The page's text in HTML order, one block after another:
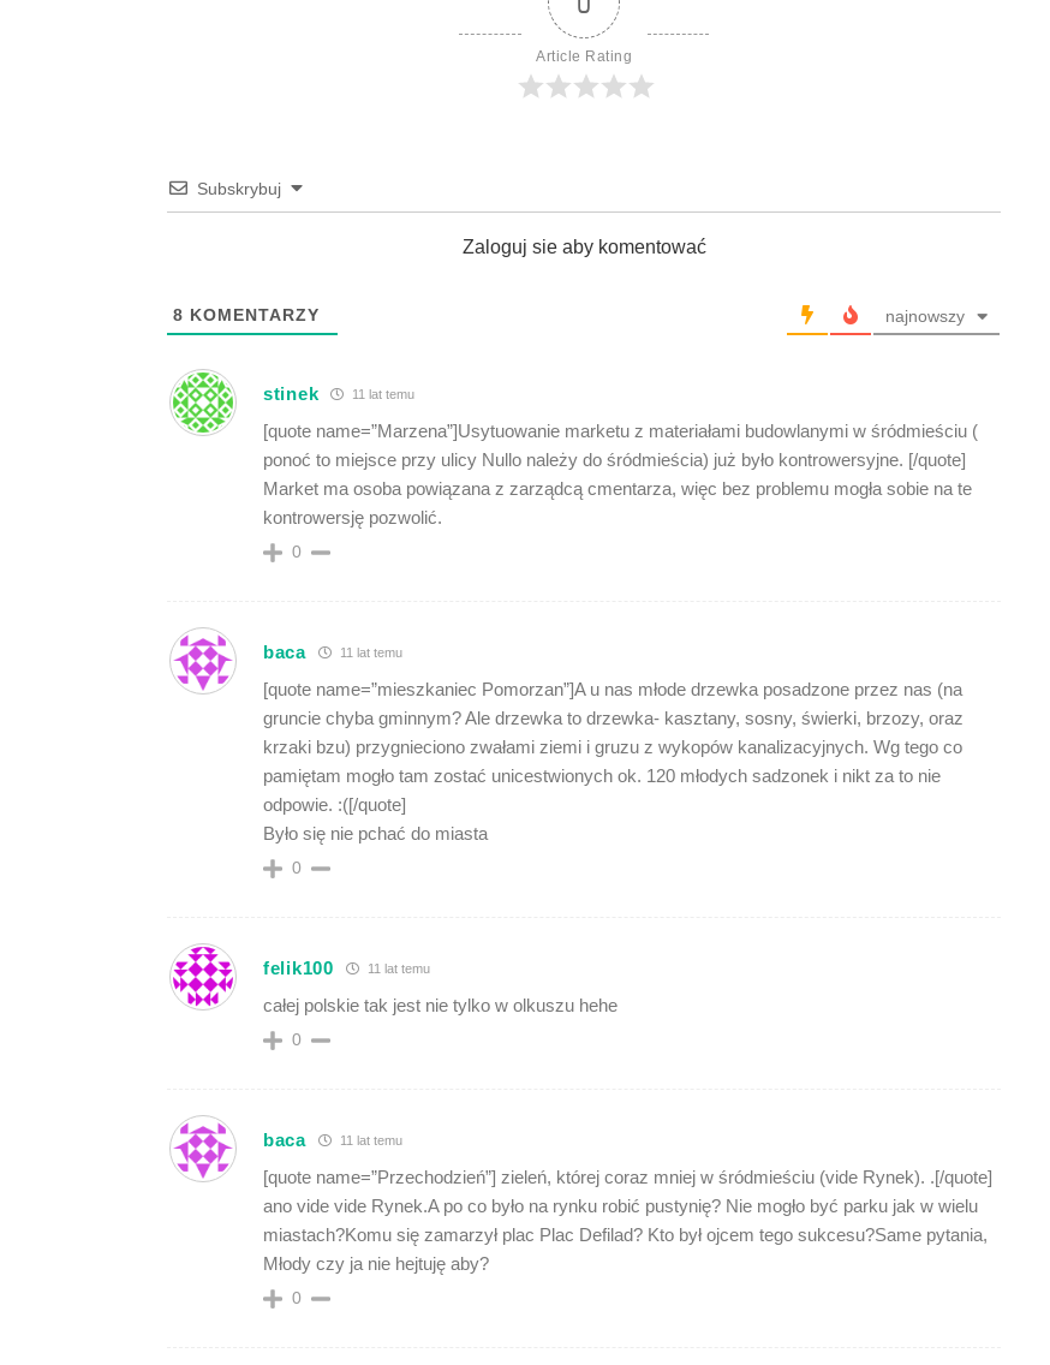
Article Rating
Subskrybuj
Zaloguj sie aby komentować
8 KOMENTARZY najnowszy
stinek 11 lat temu
[quote name=”Marzena”]Usytuowanie marketu z materiałami budowlanymi w śródmieściu (
ponoć to miejsce przy ulicy Nullo należy do śródmieścia) już było kontrowersyjne. [/quote]
Market ma osoba powiązana z zarządcą cmentarza, więc bez problemu mogła sobie na te
kontrowersję pozwolić.
0
baca 11 lat temu
[quote name=”mieszkaniec Pomorzan”]A u nas młode drzewka posadzone przez nas (na
gruncie chyba gminnym? Ale drzewka to drzewka- kasztany, sosny, świerki, brzozy, oraz
krzaki bzu) przygnieciono zwałami ziemi i gruzu z wykopów kanalizacyjnych. Wg tego co
pamiętam mogło tam zostać unicestwionych ok. 120 młodych sadzonek i nikt za to nie
odpowie. :([/quote]
Było się nie pchać do miasta
0
felik100 11 lat temu
całej polskie tak jest nie tylko w olkuszu hehe
0
baca 11 lat temu
[quote name=”Przechodzień”] zieleń, której coraz mniej w śródmieściu (vide Rynek). .[/quote]
ano vide vide Rynek.A po co było na rynku robić pustynię? Nie mogło być parku jak w wielu
miastach?Komu się zamarzył plac Plac Defilad? Kto był ojcem tego sukcesu?Same pytania,
Młody czy ja nie hejtuję aby?
0